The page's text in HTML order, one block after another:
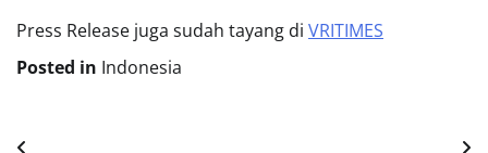
Press Release juga sudah tayang di VRITIMES
Posted in Indonesia